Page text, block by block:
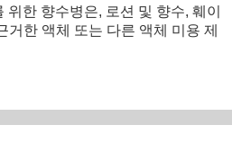
한 향수병은, 로션 및 향수, 훼이
거한 액체 또는 다른 액체 미용 제